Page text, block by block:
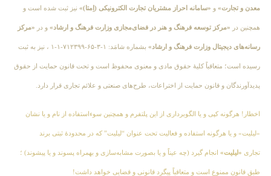
معدن و تجارت» و «سامانه احراز مشتریان تجارت الکترونیکی (اِمتا)» نیز ثبت شده است و
همچنین در «مرکز توسعه فرهنگ و هنر در فضای‌مجازی وزارت فرهنگ و ارشاد» و در «مرکز
رسانه‌های دیجیتال وزارت فرهنگ و ارشاد» بشماره شامَد: ۱-۳-۶۵-۷۱۲۳۹۹-۱-۱ ، نیز به ثبت
رسیده است؛ متعاقباً کلیهٔ حقوق مادی و معنوی محفوظ است و تحت قانون حمایت از حقوق
پدیدآورندگان و قانون حمایت از اختراعات، طرح‌های صنعتی و علائم تجاری قرار دارد.
اخطار! هرگونه کپی و یا الگوبرداری از این پلتفرم و همچنین سوءاستفاده از نام و یا نشان
«لیلیت» و یا هرگونه استفاده و فعالیت تحت عنوان “لیلیت” که در محدودهٔ ثبتی برند
تجاری «لیلیت» انجام گیرد (چه عیناً و یا بصورت مشابه‌سازی و بهمراه پسوند و یا پیشوند) ؛
طبق قانون ممنوع است و متعاقباً پیگرد قانونی و قضایی خواهد داشت!